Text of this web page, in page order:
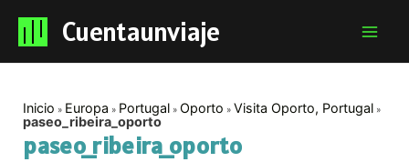
Cuentaunviaje
Inicio Europa Portugal Oporto
Visita Oporto, Portugal
paseo_ribeira_oporto
paseo_ribeira_oporto